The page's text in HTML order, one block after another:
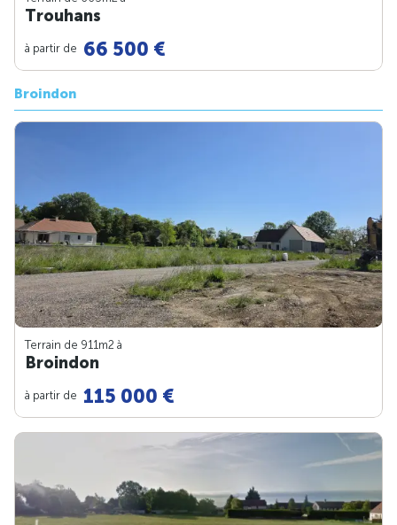
Trouhans
à partir de 66 500 €
Broindon
Terrain de 911m2 à
Broindon
à partir de 115 000 €